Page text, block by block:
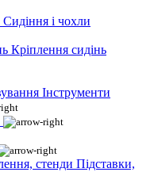
Сидіння і чохли
Кріплення сидінь
Інструменти
Підставки,